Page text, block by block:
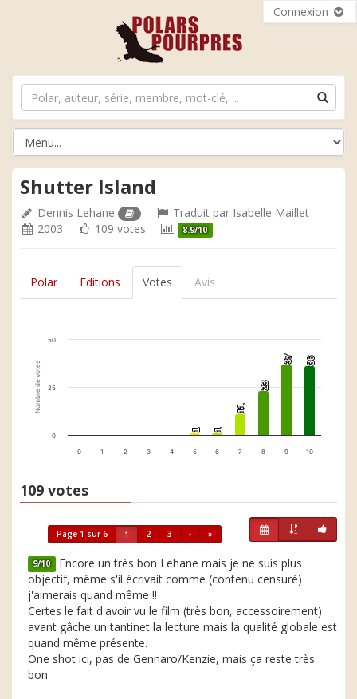
Connexion
Shutter Island
Dennis Lehane Traduit par Isabelle Maillet
2003
109 votes 8.9/10
Polar Editions Votes Avis
Nombre de votes
1
1 1
1
11
11
23
23
37
37 36
36
0 1 2 3 4 5 6 7 8 9 10
0
25
50
109 votes
Page 1 sur 6 1 2 3 › »
9/10 Encore un très bon Lehane mais je ne suis plus
objectif, même s'il écrivait comme (contenu censuré)
j'aimerais quand même !!
Certes le fait d'avoir vu le film (très bon, accessoirement)
avant gâche un tantinet la lecture mais la qualité globale est
quand même présente.
One shot ici, pas de Gennaro/Kenzie, mais ça reste très
bon